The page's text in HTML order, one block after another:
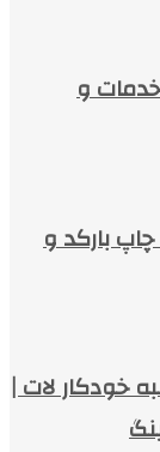
و
چاپ بارکد و
خودکار لات |